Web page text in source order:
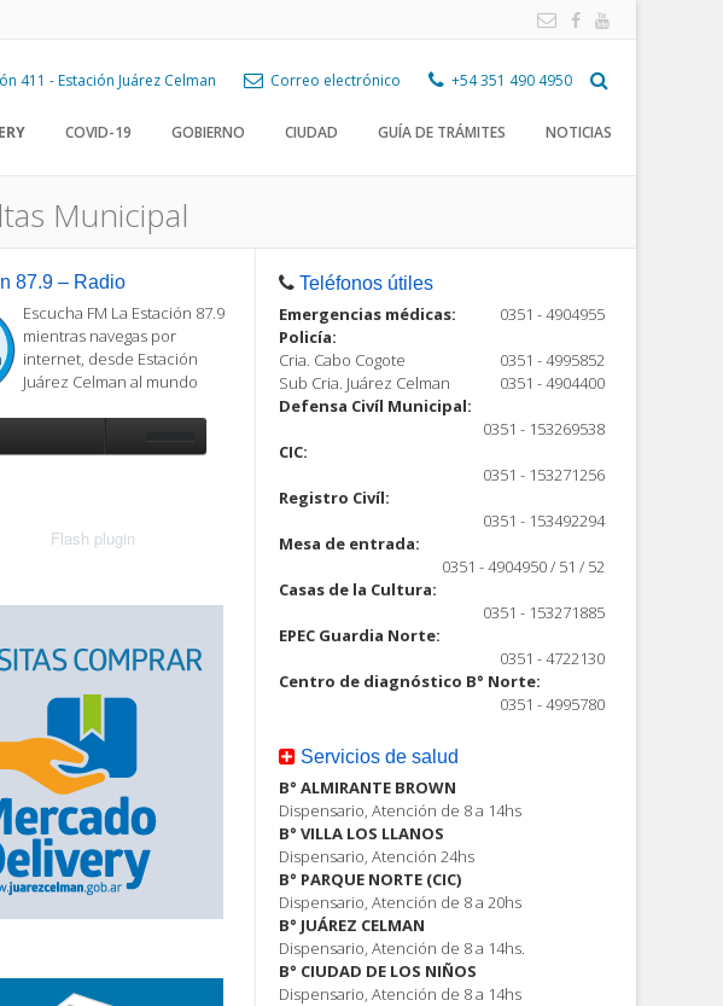
411 - Estación Juárez Celman Correo electrónico +54 351 490 4950
COVID-19 GOBIERNO CIUDAD GUÍA DE TRÁMITES NOTICIAS
Municipal
87.9 – Radio
Escucha FM La Estación 87.9
mientras navegas por
internet, desde Estación
Juárez Celman al mundo
Flash plugin
Teléfonos útiles
Emergencias médicas:
0351 - 4904955
Policía:
Cria. Cabo Cogote
0351 - 4995852
Sub Cria. Juárez Celman
0351 - 4904400
Defensa Civíl Municipal:
0351 - 153269538
CIC:
0351 - 153271256
Registro Civíl:
0351 - 153492294
Mesa de entrada:
0351 - 4904950 / 51 / 52
Casas de la Cultura:
0351 - 153271885
EPEC Guardia Norte:
0351 - 4722130
Centro de diagnóstico B° Norte:
0351 - 4995780
Servicios de salud
B° ALMIRANTE BROWN
Dispensario, Atención de 8 a 14hs
B° VILLA LOS LLANOS
Dispensario, Atención 24hs
B° PARQUE NORTE (CIC)
Dispensario, Atención de 8 a 20hs
B° JUÁREZ CELMAN
Dispensario, Atención de 8 a 14hs.
B° CIUDAD DE LOS NIÑOS
Dispensario, Atención de 8 a 14hs